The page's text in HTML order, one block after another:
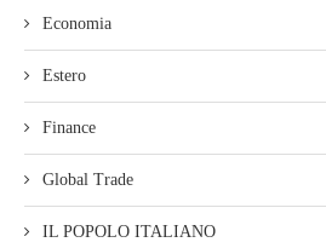
Economia
Estero
Finance
Global Trade
IL POPOLO ITALIANO